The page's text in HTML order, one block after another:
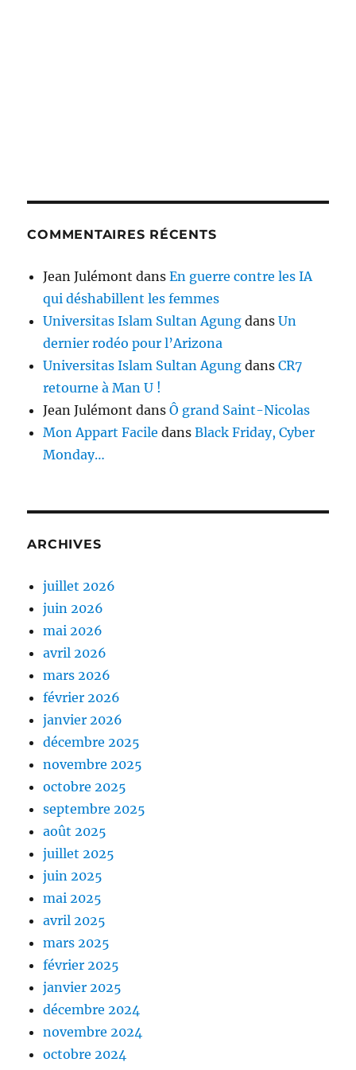
COMMENTAIRES RÉCENTS
Jean Julémont dansEn guerre contre les IA
qui déshabillent les femmes
Universitas Islam Sultan Agung dansUn
dernier rodéo pour l’Arizona
Universitas Islam Sultan Agung dansCR7
retourne à Man U !
Jean Julémont dansÔ grand Saint-Nicolas
Mon Appart Facile dansBlack Friday, Cyber
Monday…
ARCHIVES
juillet 2026
juin 2026
mai 2026
avril 2026
mars 2026
février 2026
janvier 2026
décembre 2025
novembre 2025
octobre 2025
septembre 2025
août 2025
juillet 2025
juin 2025
mai 2025
avril 2025
mars 2025
février 2025
janvier 2025
décembre 2024
novembre 2024
octobre 2024